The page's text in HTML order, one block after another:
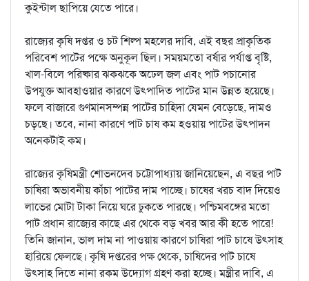
কুইন্টাল ছাপিয়ে যেতে পারে।
রাজ্যের কৃষি দপ্তর ও চট শিল্প মহলের দাবি, এই বছর প্রাকৃতিক
পরিবেশ পাটের পক্ষে অনুকূল ছিল। সময়মতো বর্ষার পর্যাপ্ত বৃষ্টি,
খাল-বিলে পরিষ্কার ঝকঝকে অঢেল জল এবং পাট পচানোর
উপযুক্ত আবহাওয়ার কারণে উৎপাদিত পাটের মান উন্নত হয়েছে।
ফলে বাজারে গুণমানসম্পন্ন পাটের চাহিদা যেমন বেড়েছে, দামও
চড়ছে। তবে, নানা কারণে পাট চাষ কম হওয়ায় পাটের উৎপাদন
অনেকটাই কম।
রাজ্যের কৃষিমন্ত্রী শোভনদেব চট্টোপাধ্যায় জানিয়েছেন, এ বছর পাট
চাষিরা অভাবনীয় কাঁচা পাটের দাম পাচ্ছে। চাষের খরচ বাদ দিয়েও
লাভের মোটা টাকা নিয়ে ঘরে ঢুকতে পারছে। পশ্চিমবঙ্গের মতো
পাট প্রধান রাজ্যের কাছে এর থেকে বড় খবর আর কী হতে পারে!
তিনি জানান, ভাল দাম না পাওয়ায় কারণে চাষিরা পাট চাষে উৎসাহ
হারিয়ে ফেলছে। কৃষি দপ্তরের পক্ষ থেকে, চাষিদের পাট চাষে
উৎসাহ দিতে নানা রকম উদ্যোগ গ্রহণ করা হচ্ছে। মন্ত্রীর দাবি, এ